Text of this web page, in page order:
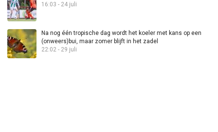
16:03 - 24 juli
Na nog één tropische dag wordt het koeler met kans op een
(onweers)bui, maar zomer blijft in het zadel
22:02 - 29 juli